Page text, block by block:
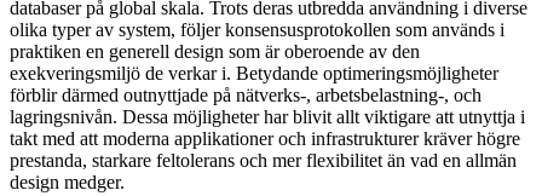
databaser på global skala. Trots deras utbredda användning i diverse
olika typer av system, följer konsensusprotokollen som används i
praktiken en generell design som är oberoende av den
exekveringsmiljö de verkar i. Betydande optimeringsmöjligheter
förblir därmed outnyttjade på nätverks-, arbetsbelastning-, och
lagringsnivån. Dessa möjligheter har blivit allt viktigare att utnyttja i
takt med att moderna applikationer och infrastrukturer kräver högre
prestanda, starkare feltolerans och mer flexibilitet än vad en allmän
design medger.